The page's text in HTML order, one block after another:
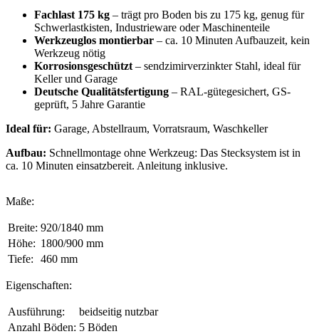
Fachlast 175 kg – trägt pro Boden bis zu 175 kg, genug für
Schwerlastkisten, Industrieware oder Maschinenteile
Werkzeuglos montierbar – ca. 10 Minuten Aufbauzeit, kein
Werkzeug nötig
Korrosionsgeschützt– sendzimirverzinkter Stahl, ideal für
Keller und Garage
Deutsche Qualitätsfertigung – RAL-gütegesichert, GS-
geprüft, 5 Jahre Garantie
Ideal für: Garage, Abstellraum, Vorratsraum, Waschkeller
Aufbau: Schnellmontage ohne Werkzeug: Das Stecksystem ist in
ca. 10 Minuten einsatzbereit. Anleitung inklusive.
Maße:
Breite: 920/1840 mm
Höhe: 1800/900 mm
Tiefe:
460 mm
Eigenschaften:
Ausführung:
beidseitig nutzbar
Anzahl Böden: 5 Böden